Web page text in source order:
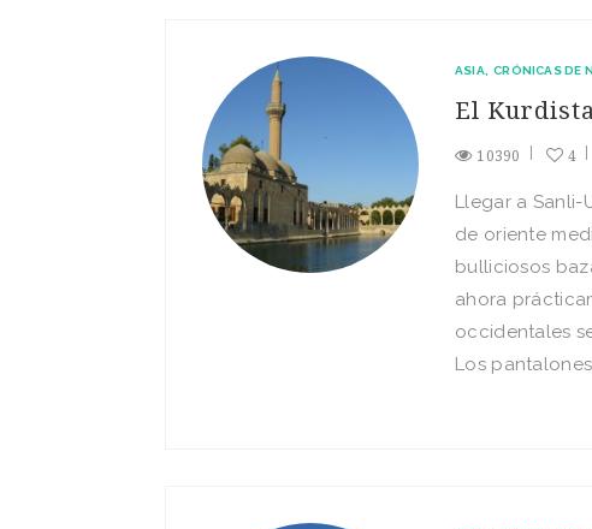
ASIA CRÓNICAS DE
El
10390 4
Llegar a Sanli-
de oriente
bulliciosos
ahora
occidentales
Los pantalones